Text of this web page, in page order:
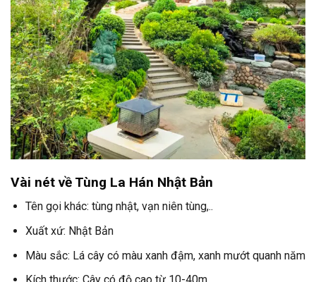
Vài nét về Tùng La Hán Nhật Bản
Tên gọi khác: tùng nhật, vạn niên tùng,..
Xuất xứ: Nhật Bản
Màu sắc: Lá cây có màu xanh đậm, xanh mướt quanh năm